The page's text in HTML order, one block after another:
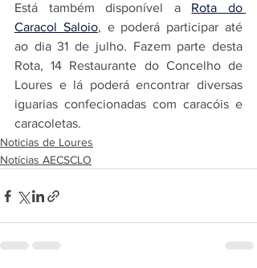
Está também disponível a Rota do
Caracol Saloio, e poderá participar até
ao dia 31 de julho. Fazem parte desta
Rota, 14 Restaurante do Concelho de
Loures e lá poderá encontrar diversas
iguarias confecionadas com caracóis e
caracoletas.
Noticias de Loures
Notícias AECSCLO